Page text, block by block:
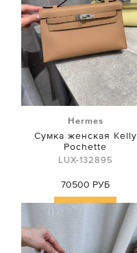
Hermes
Сумка женская Kelly
Pochette
LUX-132895
70500 РУБ
Купить